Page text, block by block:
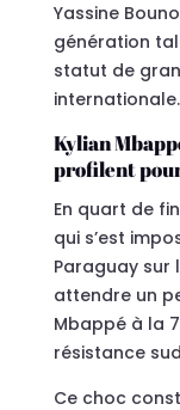
Yassine
génération
statut de
internationale.
Kylian
profilent
En quart de
qui s’est
Paraguay sur
attendre un
Mbappé à la
résistance
Ce choc